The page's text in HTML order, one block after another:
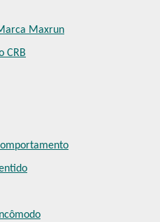
Maxrun
CRB